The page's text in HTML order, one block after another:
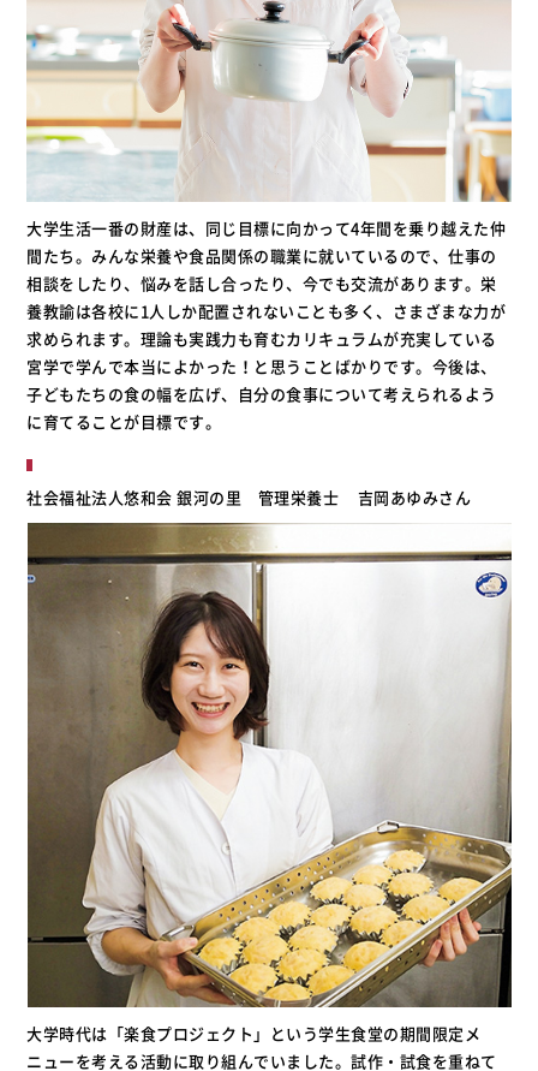
大学生活一番の財産は、同じ目標に向かって4年間を乗り越えた仲
間たち。みんな栄養や食品関係の職業に就いているので、仕事の
相談をしたり、悩みを話し合ったり、今でも交流があります。栄
養教諭は各校に1人しか配置されないことも多く、さまざまな力が
求められます。理論も実践力も育むカリキュラムが充実している
宮学で学んで本当によかった！と思うことばかりです。今後は、
子どもたちの食の幅を広げ、自分の食事について考えられるよう
に育てることが目標です。
社会福祉法人悠和会 銀河の里 管理栄養士 吉岡あゆみさん
大学時代は「楽食プロジェクト」という学生食堂の期間限定メ
ニューを考える活動に取り組んでいました。試作・試食を重ねて